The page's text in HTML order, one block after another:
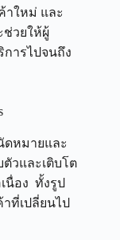
ใหม่ และ
ช่วยให้ผู้
ารไปจนถึง
ดหมายและ
วและเติบโต
นื่อง ทั้งรูป
ที่เปลี่ยนไป